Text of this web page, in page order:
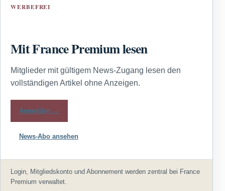
WERBEFREI
Mit France Premium lesen
Mitglieder mit gültigem News-Zugang lesen den
vollständigen Artikel ohne Anzeigen.
Anmelden →
News-Abo ansehen
Login, Mitgliedskonto und Abonnement werden zentral bei France
Premium verwaltet.